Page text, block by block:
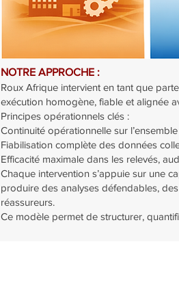
NOTRE APPROCHE :
Roux Afrique intervient en tant que
exécution homogène, fiable et alignée
Principes opérationnels clés :
Continuité opérationnelle sur
Fiabilisation complète des données
Efficacité maximale dans les relevés,
Chaque intervention s’appuie sur une
produire des analyses défendables,
réassureurs.
Ce modèle permet de structurer,